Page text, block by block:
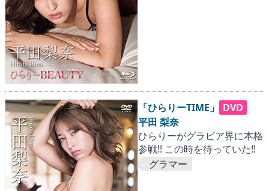
「ひらりーTIME」
DVD
平田 梨奈
ひらりーがグラビア界に本格
参戦!! この時を待っていた!!
グラマー